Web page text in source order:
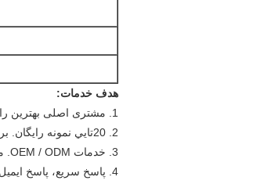
هدف خدمات:
1. مشتری اصلی بهترین راه اتصال را انتخاب می کند.
2. 20تايي نمونه رایگان. براي مشتري هاي قديمي از بيشتر از 20تايي نمونه پشتیبانی کنيم
3. خدمات OEM / ODM. ما یک تیم R & D قوی برای حمایت از طراحی کانکتور داریم.
4. پاسخ سریع، پاسخ ایمیل در عرض 12 ساعت، بررسی آنلاین خوش آمدید.